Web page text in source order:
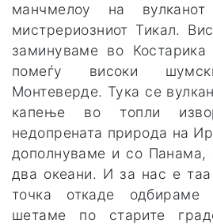
манчмелоу на
мистрериозниот Тикал.
заминуваме во
помеѓу високи
Монтеверде. Тука се
капење во топли
недопрената природа на
дополнуваме и со Панама,
два океани. И за нас е
точка откаде
шетаме по старите